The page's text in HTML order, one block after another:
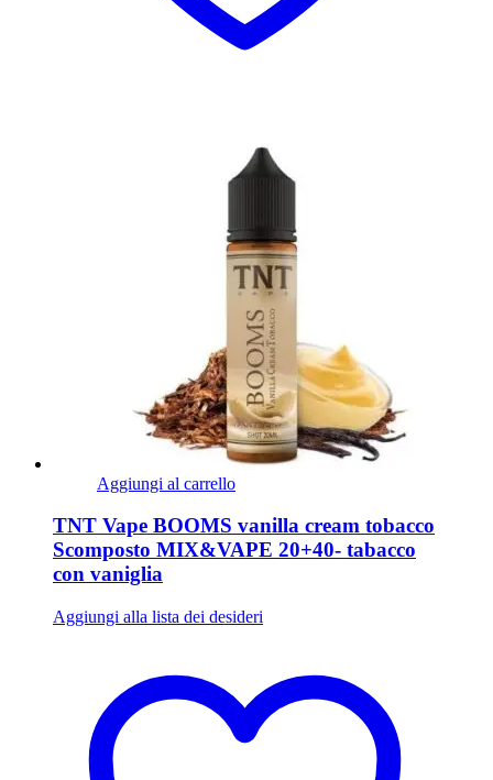
Aggiungi al carrello
TNT Vape BOOMS vanilla cream tobacco
Scomposto MIX&VAPE 20+40- tabacco
con vaniglia
Aggiungi alla lista dei desideri